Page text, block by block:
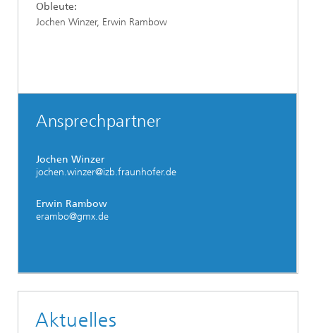
Obleute:
Jochen Winzer, Erwin Rambow
Ansprechpartner
Jochen Winzer
jochen.winzer@izb.fraunhofer.de
Erwin Rambow
erambo@gmx.de
Aktuelles